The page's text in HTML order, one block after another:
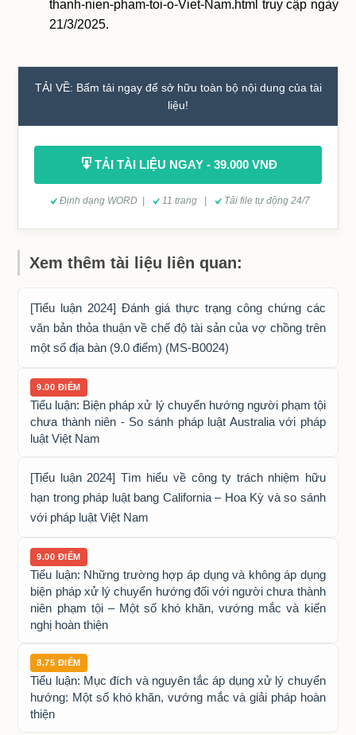
thanh-nien-pham-toi-o-Viet-Nam.html truy cập ngày
21/3/2025.
TẢI VỀ: Bấm tải ngay để sở hữu toàn bộ nội dung của tài
liệu!
TẢI TÀI LIỆU NGAY - 39.000 VNĐ
Định dạng WORD | 11 trang | Tải file tự động 24/7
Xem thêm tài liệu liên quan:
[Tiểu luận 2024] Đánh giá thực trạng công chứng các
văn bản thỏa thuận về chế độ tài sản của vợ chồng trên
một số địa bàn (9.0 điểm) (MS-B0024)
9.00 ĐIỂM
Tiểu luận: Biện pháp xử lý chuyển hướng người phạm tội
chưa thành niên - So sánh pháp luật Australia với pháp
luật Việt Nam
[Tiểu luận 2024] Tìm hiểu về công ty trách nhiệm hữu
hạn trong pháp luật bang California – Hoa Kỳ và so sánh
với pháp luật Việt Nam
9.00 ĐIỂM
Tiểu luận: Những trường hợp áp dụng và không áp dụng
biện pháp xử lý chuyển hướng đối với người chưa thành
niên phạm tội – Một số khó khăn, vướng mắc và kiến
nghị hoàn thiện
8.75 ĐIỂM
Tiểu luận: Mục đích và nguyên tắc áp dụng xử lý chuyển
hướng: Một số khó khăn, vướng mắc và giải pháp hoàn
thiện